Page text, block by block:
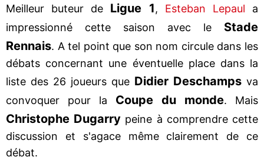
Meilleur buteur de Ligue 1, Esteban Lepaul a
impressionné cette saison avec le Stade
Rennais. A tel point que son nom circule dans les
débats concernant une éventuelle place dans la
liste des 26 joueurs que Didier Deschamps va
convoquer pour la Coupe du monde. Mais
Christophe Dugarry peine à comprendre cette
discussion et s'agace même clairement de ce
débat.